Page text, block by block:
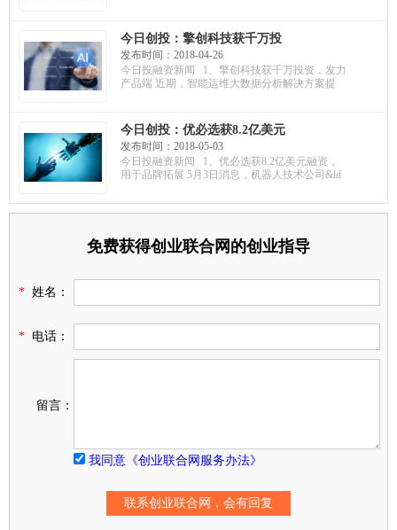
今日创投：擎创科技获千万投
资，发力产品端；视佳科技获
天使融资，博将资本领投；万
兔思睿获百万投资，研发儿童
发布时间：2018-04-26
今日投融资新闻 1、擎创科技获千万投资，发力
产品端 近期，智能运维大数据分析解决方案提
今日创投：优必选获8.2亿美元
融资，用于品牌拓展；求臻医
学获A轮融资，搭建实验平台；
享物说获B轮融资，高瓴资本领
发布时间：2018-05-03
今日投融资新闻 1、优必选获8.2亿美元融资，
用于品牌拓展 5月3日消息，机器人技术公司&ld
免费获得创业联合网的创业指导
* 姓名：
* 电话：
留言：
我同意《创业联合网服务办法》